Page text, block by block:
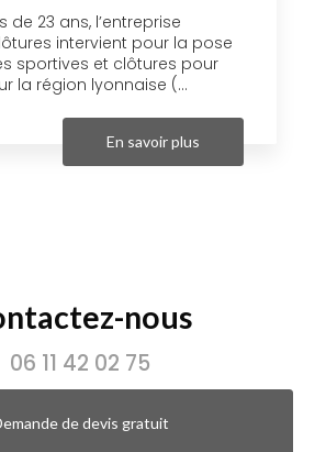
de 23 ans, l’entreprise
intervient pour la pose
sportives et clôtures pour
la région lyonnaise (...
En savoir plus
nous
06 11 42 02 75
de devis gratuit